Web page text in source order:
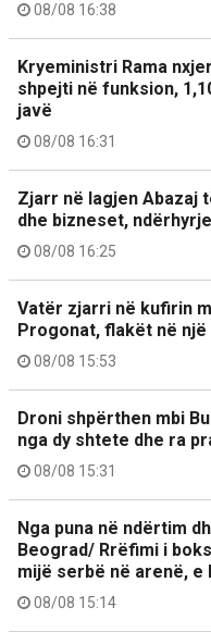
08/08 16:38
Kryeministri Rama
shpejti në funksion,
javë
08/08 16:31
Zjarr në lagjen Abazaj
dhe bizneset,
08/08 16:25
Vatër zjarri në kufirin
Progonat, flakët në
08/08 15:53
Droni shpërthen mbi
nga dy shtete dhe ra
08/08 15:31
Nga puna në ndërtim
Beograd/ Rrëfimi i
mijë serbë në arenë, e
08/08 15:14